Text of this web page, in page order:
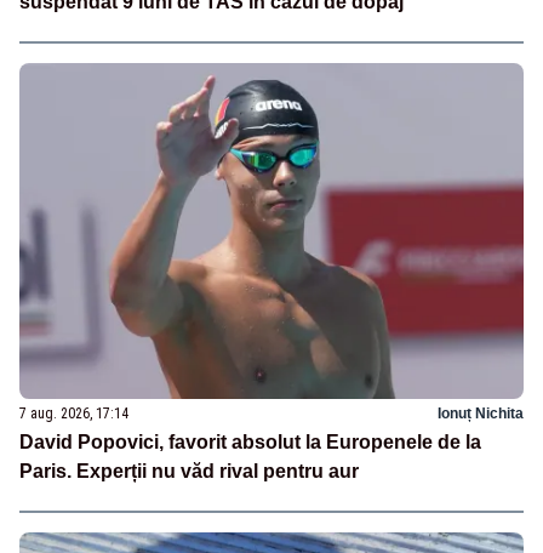
7 aug. 2026, 17:14 Ionuț Nichita
David Popovici, favorit absolut la Europenele de la
Paris. Experții nu văd rival pentru aur